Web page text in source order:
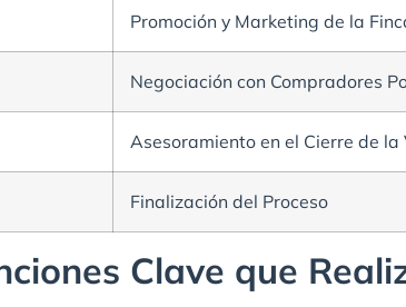
Promoción y Marketing de la
Negociación con Compradores
Asesoramiento en el Cierre de la
Finalización del Proceso
Clave que